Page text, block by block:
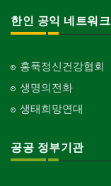
한인 공익 네트워크
홍푹정신건강협회
생명의전화
생태희망연대
공공 정부기관